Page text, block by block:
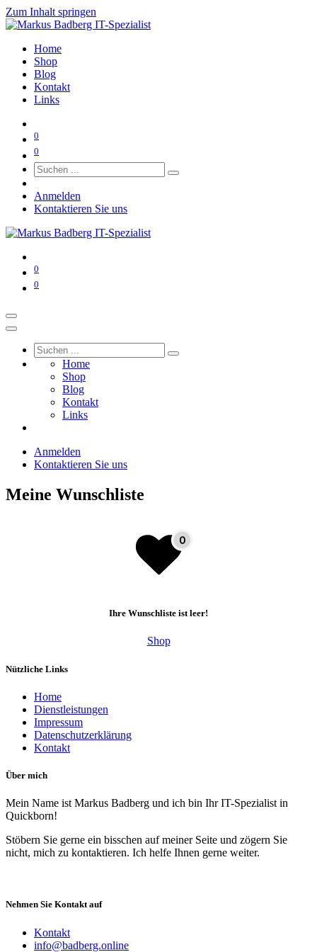
Zum Inhalt springen
Home
Shop
Blog
Kontakt
Links
0
0
Anmelden
Kontaktieren Sie uns
0
0
Home
Shop
Blog
Kontakt
Links
Anmelden
Kontaktieren Sie uns
Meine Wunschliste
Ihre Wunschliste ist leer!
Shop
Nützliche Links
Home
Dienstleistungen
Impressum
Datenschutzerklärung
Kontakt
Über mich
Mein Name ist Markus Badberg und ich bin Ihr IT-Spezialist in
Quickborn!
Stöbern Sie gerne ein bisschen auf meiner Seite und zögern Sie
nicht, mich zu kontaktieren. Ich helfe Ihnen gerne weiter.
Nehmen Sie Kontakt auf
Kontakt
info@badberg.online